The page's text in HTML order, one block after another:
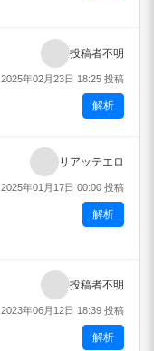
投稿者不明
2025年02月23日 18:25 投稿
解析
リアッテエロ
2025年01月17日 00:00 投稿
解析
投稿者不明
2023年06月12日 18:39 投稿
解析